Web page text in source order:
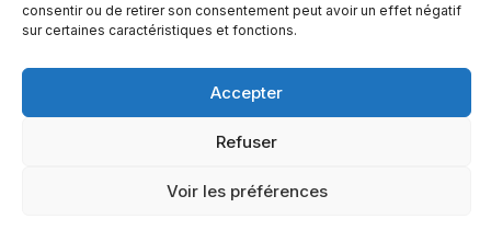
consentir ou de retirer son consentement peut avoir un effet négatif
sur certaines caractéristiques et fonctions.
Accepter
Refuser
Voir les préférences
© Copyright 2026 – Altomédia Inc |
Ce site internet a été conçu et développé par Chameleon Ideas